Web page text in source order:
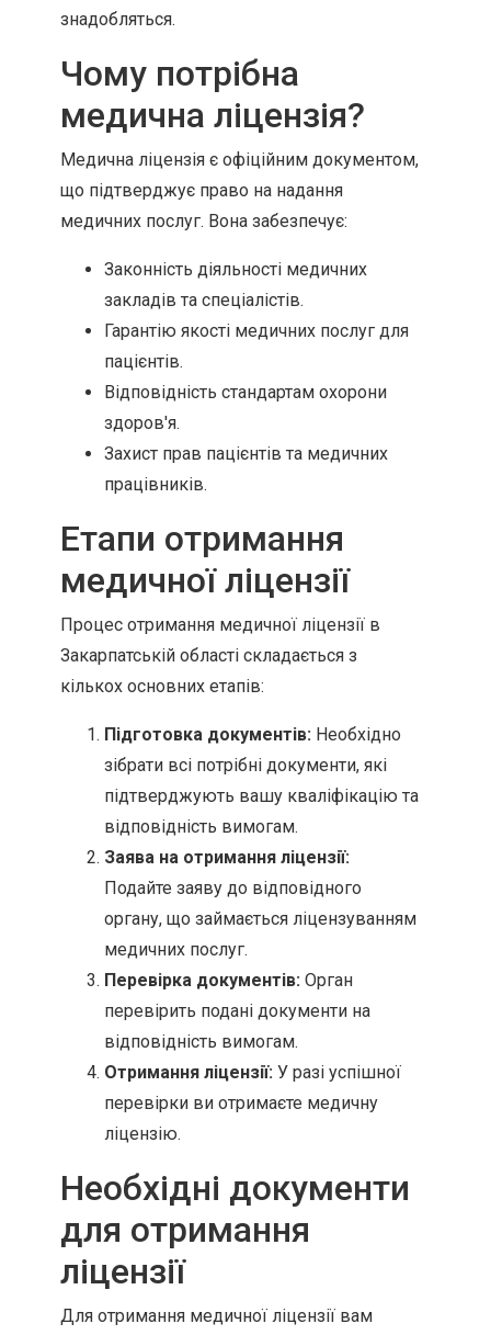
знадобляться.
Чому потрібна
медична ліцензія?
Медична ліцензія є офіційним документом,
що підтверджує право на надання
медичних послуг. Вона забезпечує:
Законність діяльності медичних
закладів та спеціалістів.
Гарантію якості медичних послуг для
пацієнтів.
Відповідність стандартам охорони
здоров'я.
Захист прав пацієнтів та медичних
працівників.
Етапи отримання
медичної ліцензії
Процес отримання медичної ліцензії в
Закарпатській області складається з
кількох основних етапів:
Підготовка документів: Необхідно
зібрати всі потрібні документи, які
підтверджують вашу кваліфікацію та
відповідність вимогам.
Заява на отримання ліцензії:
Подайте заяву до відповідного
органу, що займається ліцензуванням
медичних послуг.
Перевірка документів: Орган
перевірить подані документи на
відповідність вимогам.
Отримання ліцензії: У разі успішної
перевірки ви отримаєте медичну
ліцензію.
Необхідні документи
для отримання
ліцензії
Для отримання медичної ліцензії вам